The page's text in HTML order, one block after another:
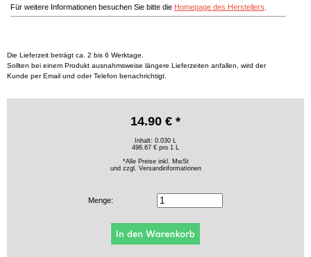
Für weitere Informationen besuchen Sie bitte die Homepage des Herstellers
Die Lieferzeit beträgt ca. 2 bis 6 Werktage.
Sollten bei einem Produkt ausnahmsweise längere Lieferzeiten anfallen, wird der
Kunde per Email und oder Telefon benachrichtigt.
14.90 € *
Inhalt: 0.030 L
496.67 € pro 1 L
*Alle Preise inkl. MwSt
und zzgl. Versandinformationen
Menge: